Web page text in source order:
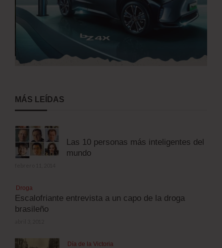
MÁS LEÍDAS
Las 10 personas más inteligentes del
mundo
Droga
Escalofriante entrevista a un capo de la droga
brasileño
Día de la Victoria